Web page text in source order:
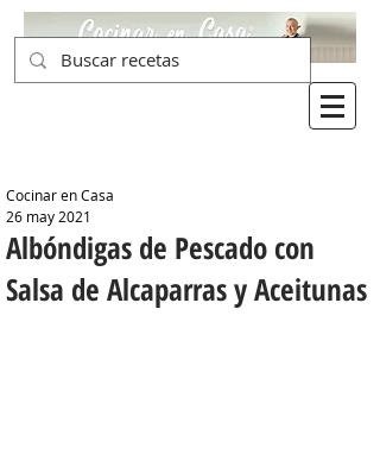
Albóndigas de Pescado con
Salsa de Alcaparras y Aceitunas
Cocinar en Casa
26 may 2021